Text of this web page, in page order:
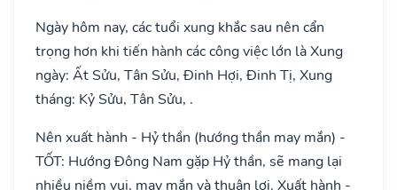
Ngày hôm nay, các tuổi xung khắc sau nên cẩn
trọng hơn khi tiến hành các công việc lớn là Xung
ngày: Ất Sửu, Tân Sửu, Đinh Hợi, Đinh Tị, Xung
tháng: Kỷ Sửu, Tân Sửu, .
Nên xuất hành - Hỷ thần (hướng thần may mắn) -
TỐT: Hướng Đông Nam gặp Hỷ thần, sẽ mang lại
nhiều niềm vui, may mắn và thuận lợi. Xuất hành -